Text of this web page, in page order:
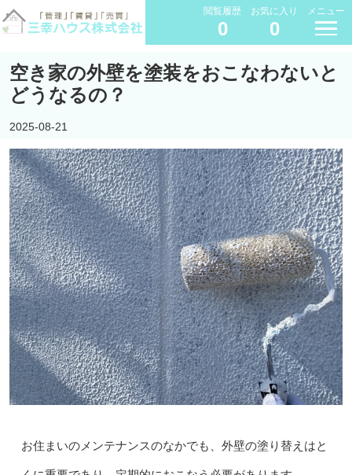
閲覧履歴
0
お気に入り
0
メニュー
空き家の外壁を塗装をおこなわないと
どうなるの？
2025-08-21
お住まいのメンテナンスのなかでも、外壁の塗り替えはと